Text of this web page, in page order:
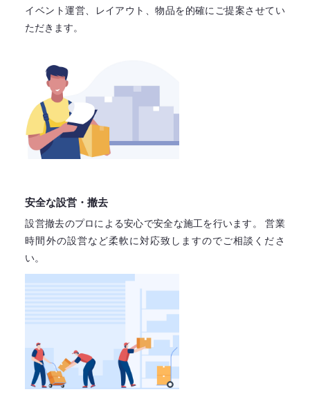
イベント運営、レイアウト、物品を的確にご提案させてい
ただきます。
安全な設営・撤去
設営撤去のプロによる安心で安全な施工を行います。
営業
時間外の設営など柔軟に対応致しますのでご相談くださ
い。